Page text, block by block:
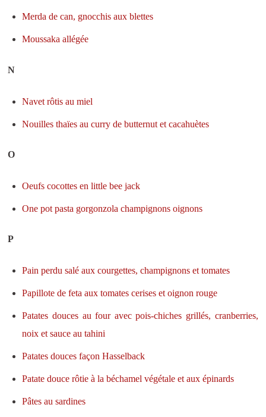
Merda de can, gnocchis aux blettes
Moussaka allégée
N
Navet rôtis au miel
Nouilles thaïes au curry de butternut et cacahuètes
O
Oeufs cocottes en little bee jack
One pot pasta gorgonzola champignons oignons
P
Pain perdu salé aux courgettes, champignons et tomates
Papillote de feta aux tomates cerises et oignon rouge
Patates douces au four avec pois-chiches grillés, cranberries,
noix et sauce au tahini
Patates douces façon Hasselback
Patate douce rôtie à la béchamel végétale et aux épinards
Pâtes au sardines